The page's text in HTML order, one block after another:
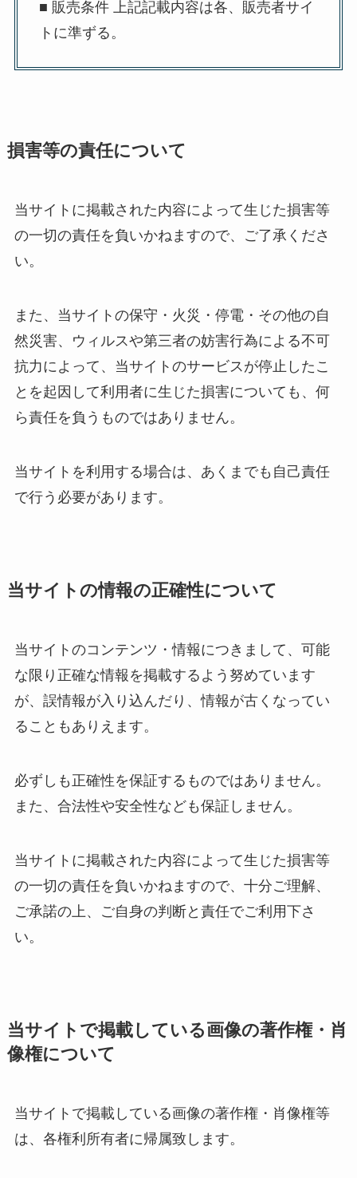
■ 販売条件 上記記載内容は各、販売者サイ
トに準ずる。
損害等の責任について
当サイトに掲載された内容によって生じた損害等
の一切の責任を負いかねますので、ご了承くださ
い。
また、当サイトの保守・火災・停電・その他の自
然災害、ウィルスや第三者の妨害行為による不可
抗力によって、当サイトのサービスが停止したこ
とを起因して利用者に生じた損害についても、何
ら責任を負うものではありません。
当サイトを利用する場合は、あくまでも自己責任
で行う必要があります。
当サイトの情報の正確性について
当サイトのコンテンツ・情報につきまして、可能
な限り正確な情報を掲載するよう努めています
が、誤情報が入り込んだり、情報が古くなってい
ることもありえます。
必ずしも正確性を保証するものではありません。
また、合法性や安全性なども保証しません。
当サイトに掲載された内容によって生じた損害等
の一切の責任を負いかねますので、十分ご理解、
ご承諾の上、ご自身の判断と責任でご利用下さ
い。
当サイトで掲載している画像の著作権・肖
像権について
当サイトで掲載している画像の著作権・肖像権等
は、各権利所有者に帰属致します。